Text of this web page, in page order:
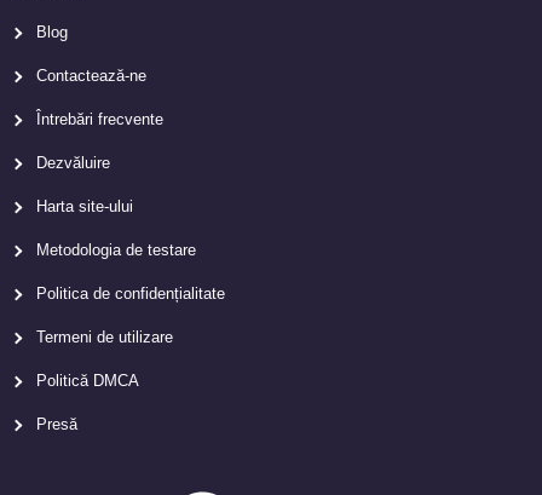
Blog
Contactează-ne
Întrebări frecvente
Dezvăluire
Harta site-ului
Metodologia de testare
Politica de confidențialitate
Termeni de utilizare
Politică DMCA
Presă